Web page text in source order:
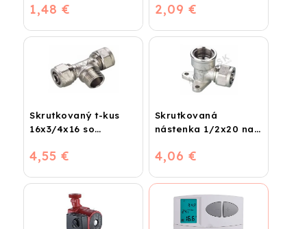
1,48 € 2,09 €
Skrutkovaný t-kus
16x3/4x16 so
4,55 €
Skrutkovaná
nástenka 1/2x20 na
4,06 €